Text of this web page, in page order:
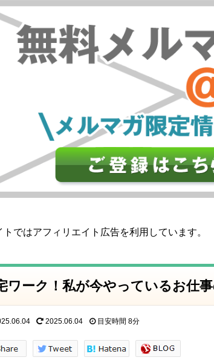
トではアフィリエイト広告を利用しています。
ワーク！私が今やっているお仕
2025.06.04 目安時間 8分